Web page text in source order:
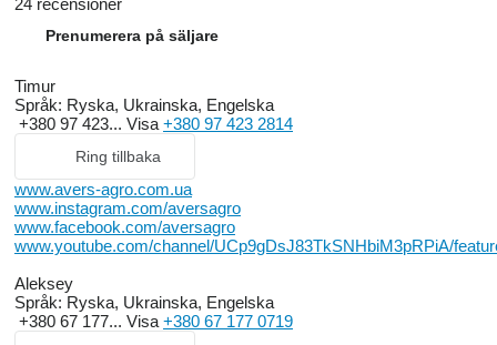
24 recensioner
Prenumerera på säljare
Timur
Språk: Ryska, Ukrainska, Engelska
+380 97 423... Visa +380 97 423 2814
Ring tillbaka
www.avers-agro.com.ua
www.instagram.com/aversagro
www.facebook.com/aversagro
www.youtube.com/channel/UCp9gDsJ83TkSNHbiM3pRPiA/
Aleksey
Språk: Ryska, Ukrainska, Engelska
+380 67 177... Visa +380 67 177 0719